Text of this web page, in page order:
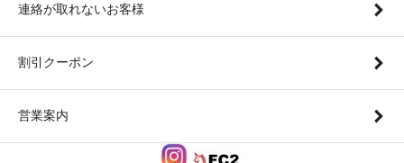
連絡が取れないお客様
割引クーポン
営業案内